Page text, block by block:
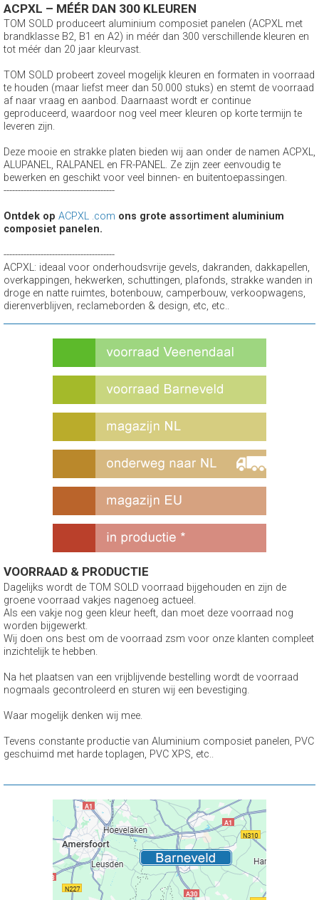
ACPXL – MÉÉR DAN 300 KLEUREN
TOM SOLD produceert aluminium composiet panelen (ACPXL met
brandklasse B2, B1 en A2) in méér dan 300 verschillende kleuren en
tot méér dan 20 jaar kleurvast.
TOM SOLD probeert zoveel mogelijk kleuren en formaten in voorraad
te houden (maar liefst meer dan 50.000 stuks) en stemt de voorraad
af naar vraag en aanbod. Daarnaast wordt er continue
geproduceerd, waardoor nog veel meer kleuren op korte termijn te
leveren zijn.
Deze mooie en strakke platen bieden wij aan onder de namen ACPXL,
ALUPANEL, RALPANEL en FR-PANEL. Ze zijn zeer eenvoudig te
bewerken en geschikt voor veel binnen- en buitentoepassingen.
---------------------------------------
Ontdek op ACPXL .com ons grote assortiment aluminium
composiet panelen.
---------------------------------------
ACPXL: ideaal voor onderhoudsvrije gevels, dakranden, dakkapellen,
overkappingen, hekwerken, schuttingen, plafonds, strakke wanden in
droge en natte ruimtes, botenbouw, camperbouw, verkoopwagens,
dierenverblijven, reclameborden & design, etc, etc..
VOORRAAD & PRODUCTIE
Dagelijks wordt de TOM SOLD voorraad bijgehouden en zijn de
groene voorraad vakjes nagenoeg actueel.
Als een vakje nog geen kleur heeft, dan moet deze voorraad nog
worden bijgewerkt.
Wij doen ons best om de voorraad zsm voor onze klanten compleet
inzichtelijk te hebben.
Na het plaatsen van een vrijblijvende bestelling wordt de voorraad
nogmaals gecontroleerd en sturen wij een bevestiging.
Waar mogelijk denken wij mee.
Tevens constante productie van Aluminium composiet panelen, PVC
geschuimd met harde toplagen, PVC XPS, etc..